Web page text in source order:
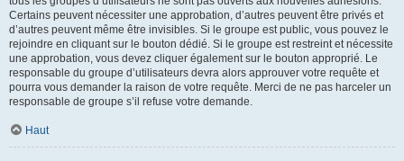
Certains peuvent nécessiter une approbation, d’autres peuvent être privés et
d’autres peuvent même être invisibles. Si le groupe est public, vous pouvez le
rejoindre en cliquant sur le bouton dédié. Si le groupe est restreint et nécessite
une approbation, vous devez cliquer également sur le bouton approprié. Le
responsable du groupe d’utilisateurs devra alors approuver votre requête et
pourra vous demander la raison de votre requête. Merci de ne pas harceler un
responsable de groupe s’il refuse votre demande.
Haut